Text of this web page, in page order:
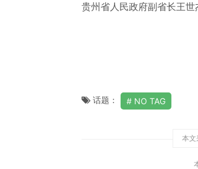
贵州省人民政府副省长王世
话题： NO TAG
本文